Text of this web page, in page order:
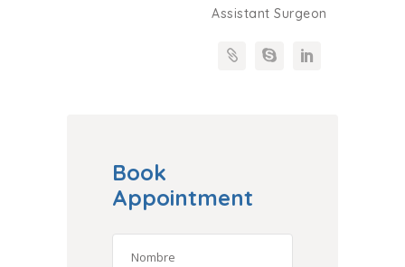
Assistant Surgeon
Book
Appointment